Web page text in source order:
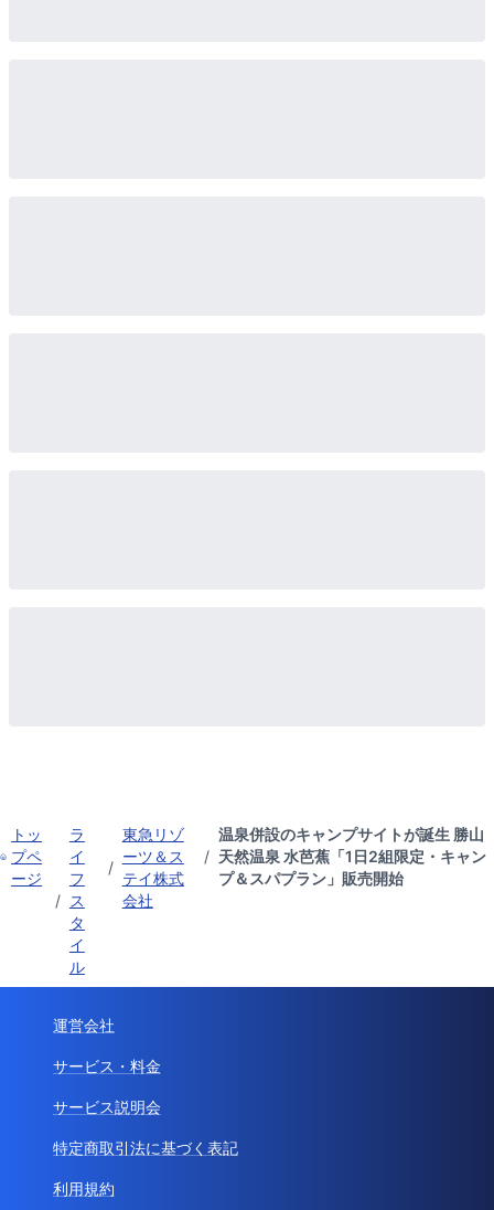
トッ
プペ
ージ
/
ラ
イ
フ
ス
タ
イ
ル
/
東急リゾ
ーツ＆ス
テイ株式
会社
/
温泉併設のキャンプサイトが誕生 勝山
天然温泉 水芭蕉「1日2組限定・キャン
プ＆スパプラン」販売開始
運営会社
サービス・料金
サービス説明会
特定商取引法に基づく表記
利用規約